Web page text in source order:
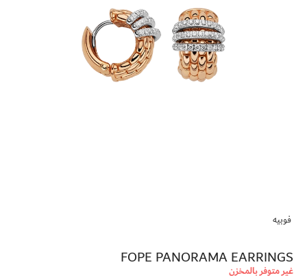
بداية
الصور
فوبيه
FOPE PANORAMA EARRINGS
غير متوفر بالمخزن